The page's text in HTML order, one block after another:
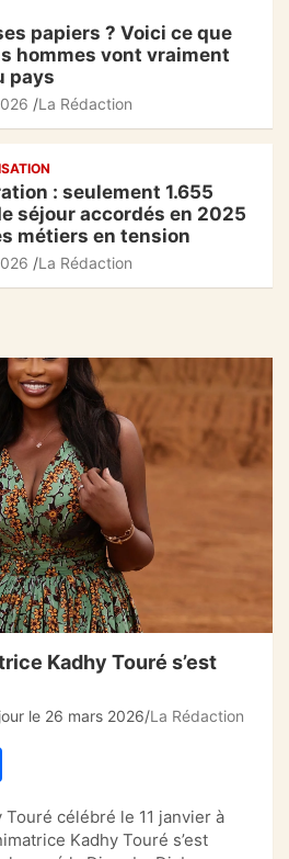
papiers ? Voici ce que
hommes vont vraiment
pays
La Rédaction
: seulement 1.655
séjour accordés en 2025
métiers en tension
La Rédaction
Kadhy Touré s’est
le 26 mars 2026 La Rédaction
ar
ta
Touré célébré le 11 janvier à
Kadhy Touré s’est